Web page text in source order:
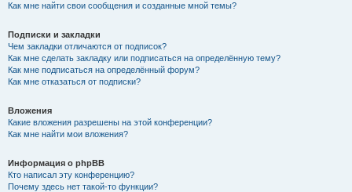
Как мне найти свои сообщения и созданные мной темы?
Подписки и закладки
Чем закладки отличаются от подписок?
Как мне сделать закладку или подписаться на определённую тему?
Как мне подписаться на определённый форум?
Как мне отказаться от подписки?
Вложения
Какие вложения разрешены на этой конференции?
Как мне найти мои вложения?
Информация о phpBB
Кто написал эту конференцию?
Почему здесь нет такой-то функции?